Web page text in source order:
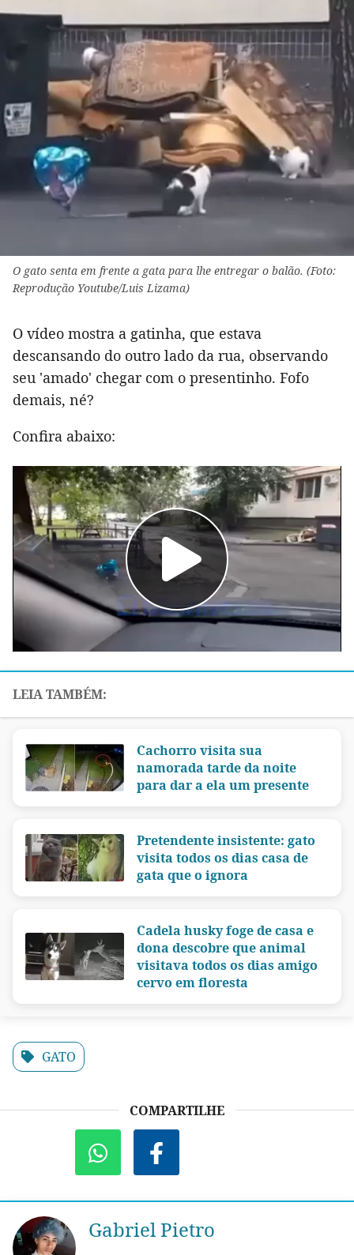
O gato senta em frente a gata para lhe entregar o balão. (Foto:
Reprodução Youtube/Luis Lizama)
O vídeo mostra a gatinha, que estava
descansando do outro lado da rua, observando
seu 'amado' chegar com o presentinho. Fofo
demais, né?
Confira abaixo:
Cachorro visita sua
namorada tarde da noite
para dar a ela um presente
Pretendente insistente: gato
visita todos os dias casa de
gata que o ignora
Cadela husky foge de casa e
dona descobre que animal
visitava todos os dias amigo
cervo em floresta
GATO
COMPARTILHE
Gabriel Pietro